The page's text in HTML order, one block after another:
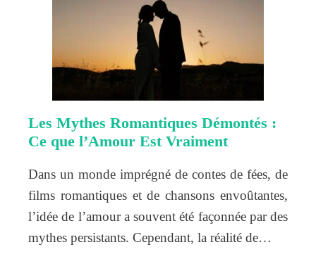
Les Mythes Romantiques Démontés :
Ce que l’Amour Est Vraiment
Dans un monde imprégné de contes de fées, de
films romantiques et de chansons envoûtantes,
l’idée de l’amour a souvent été façonnée par des
mythes persistants. Cependant, la réalité de…